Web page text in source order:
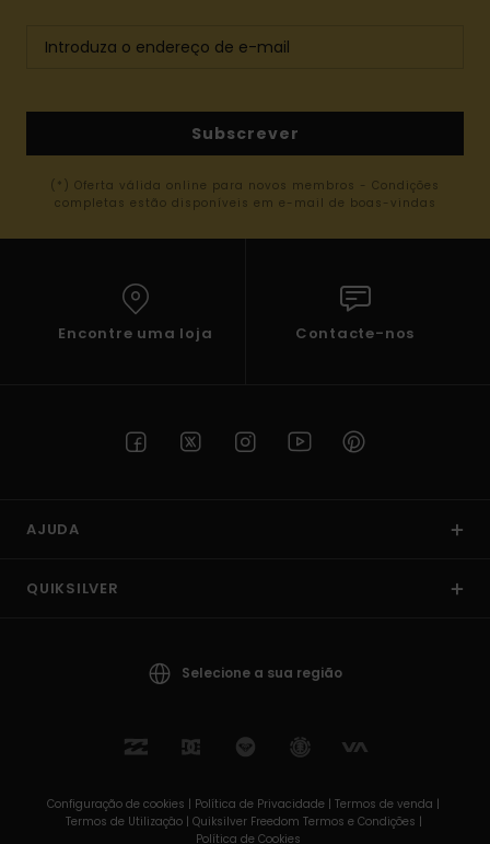
Subscrever
(*) Oferta válida online para novos membros - Condições
completas estão disponíveis em e-mail de boas-vindas
Encontre uma loja Contacte-nos
AJUDA
QUIKSILVER
Selecione a sua região
Configuração de cookies | Política de Privacidade | Termos de venda |
Termos de Utilizaçâo | Quiksilver Freedom Termos e Condições |
Política de Cookies